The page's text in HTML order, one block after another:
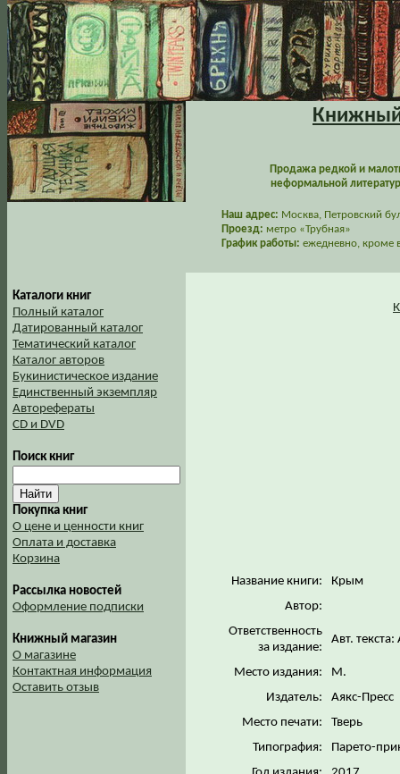
Книжный
Продажа редкой и
неформальной
Наш адрес: Москва, Петровский
Проезд: метро «Трубная»
График работы: ежедневно, кроме
Каталоги книг
Полный каталог
Датированный каталог
Тематический каталог
Каталог авторов
Букинистическое издание
Единственный экземпляр
Авторефераты
CD и DVD
Поиск книг
Покупка книг
О цене и ценности книг
Оплата и доставка
Корзина
Рассылка новостей
Оформление подписки
Книжный магазин
О магазине
Контактная информация
Оставить отзыв
Название книги:
Крым
Автор:
Ответственность
за издание:
Авт.
Место издания:
М.
Издатель:
Аякс-Пресс
Место печати:
Тверь
Типография:
Парето-